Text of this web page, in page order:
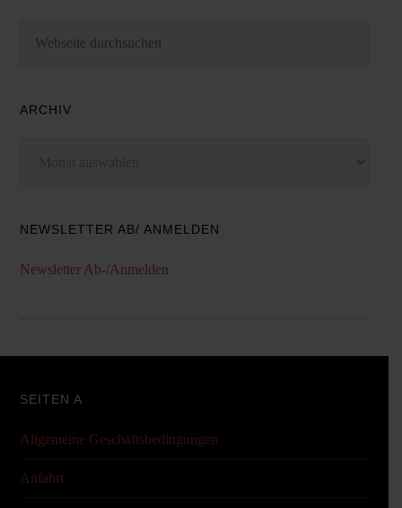
ARCHIV
NEWSLETTER AB/ ANMELDEN
Newsletter Ab-/Anmelden
SEITEN A
Allgemeine Geschäftsbedingungen
Anfahrt